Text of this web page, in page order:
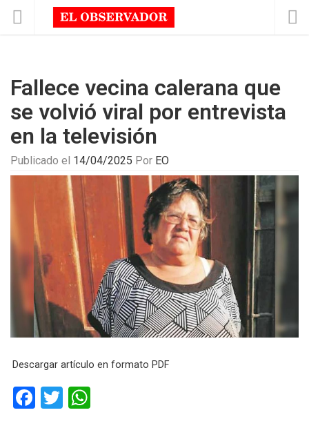
Fallece vecina calerana que
se volvió viral por entrevista
en la televisión
Publicado el 14/04/2025 Por EO
Descargar artículo en formato PDF
F
T